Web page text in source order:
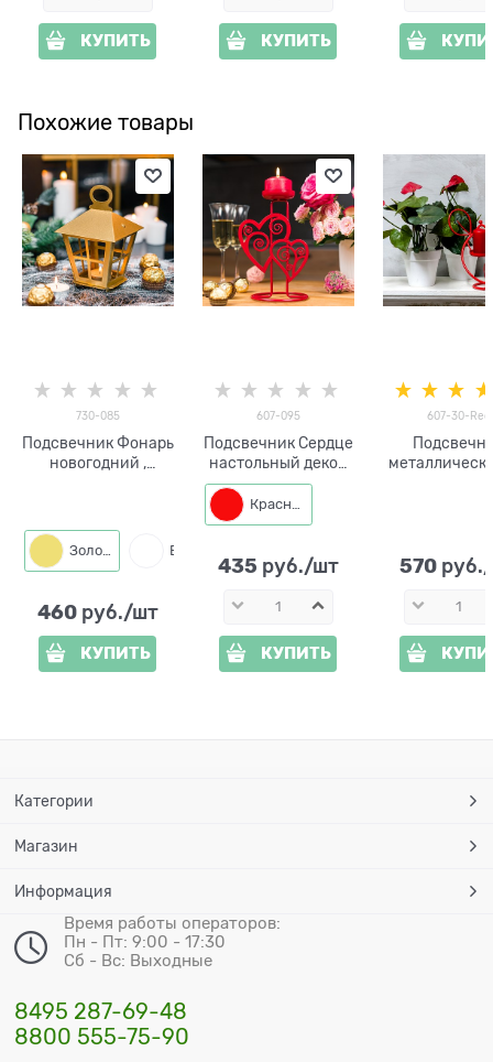
КУПИТЬ КУПИТЬ
Похожие товары
730-085
Подсвечник Фонарь
новогодний ,
Золото
460 руб./шт
КУПИТЬ
607-095
Подсвечник Сердце
настольный декор
для свечи
Красный
435 руб./шт
КУПИТЬ
607-30-Red
570
Категории
Магазин
Информация
Время работы операторов:
Пн - Пт: 9:00 - 17:30
Сб - Вс: Выходные
8495 287-69-48
8800 555-75-90